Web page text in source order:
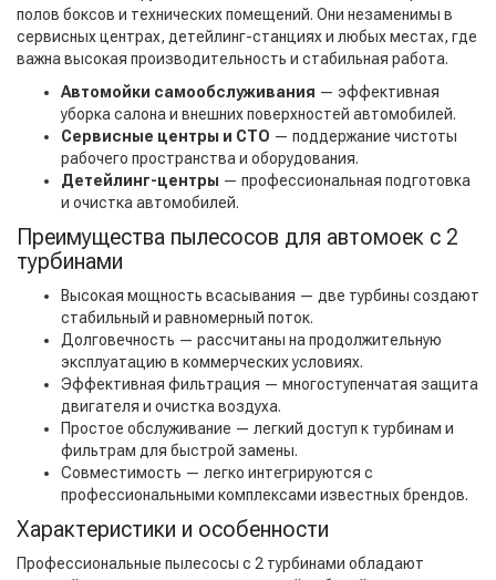
полов боксов и технических помещений. Они незаменимы в
сервисных центрах, детейлинг-станциях и любых местах, где
важна высокая производительность и стабильная работа.
Автомойки самообслуживания — эффективная
уборка салона и внешних поверхностей автомобилей.
Сервисные центры и СТО — поддержание чистоты
рабочего пространства и оборудования.
Детейлинг-центры — профессиональная подготовка
и очистка автомобилей.
Преимущества пылесосов для автомоек с 2
турбинами
Высокая мощность всасывания — две турбины создают
стабильный и равномерный поток.
Долговечность — рассчитаны на продолжительную
эксплуатацию в коммерческих условиях.
Эффективная фильтрация — многоступенчатая защита
двигателя и очистка воздуха.
Простое обслуживание — легкий доступ к турбинам и
фильтрам для быстрой замены.
Совместимость — легко интегрируются с
профессиональными комплексами известных брендов.
Характеристики и особенности
Профессиональные пылесосы с 2 турбинами обладают